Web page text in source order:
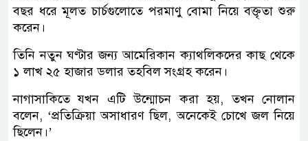
বছর ধরে মূলত চার্চগুলোতে পরমাণু বোমা নিয়ে বক্তৃতা শুরু
করেন।
তিনি নতুন ঘণ্টার জন্য আমেরিকান ক্যাথলিকদের কাছ থেকে
১ লাখ ২৫ হাজার ডলার তহবিল সংগ্রহ করেন।
নাগাসাকিতে যখন এটি উন্মোচন করা হয়, তখন নোলান
বলেন, ‘প্রতিক্রিয়া অসাধারণ ছিল, অনেকেই চোখে জল নিয়ে
ছিলেন।’